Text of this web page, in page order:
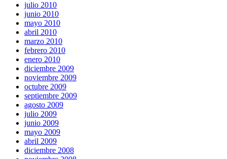
julio 2010
junio 2010
mayo 2010
abril 2010
marzo 2010
febrero 2010
enero 2010
diciembre 2009
noviembre 2009
octubre 2009
septiembre 2009
agosto 2009
julio 2009
junio 2009
mayo 2009
abril 2009
diciembre 2008